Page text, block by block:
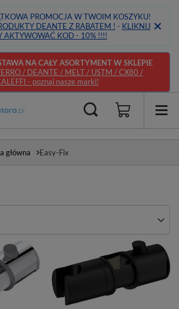
PROMOCJA W TWOIM KOSZYKU!
DEANTE Z RABATEM ! - KLIKNIJ
AKTYWOWAĆ KOD - 10% !!!!
NA CAŁY ASORTYMENT W SKLEPIE
/ DEANTE / MELT / USTM / CX80 /
- poznaj nasze marki!
główna Easy-Fix